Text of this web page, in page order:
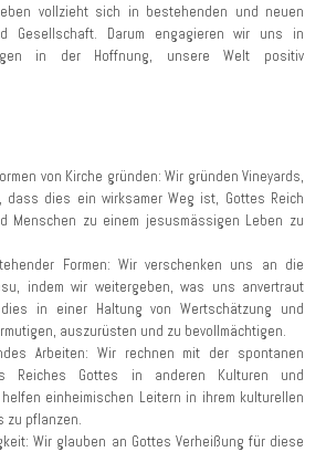
vollzieht sich in bestehenden und neuen
Gesellschaft. Darum engagieren wir uns in
in der Hoffnung, unsere Welt positiv
von Kirche gründen: Wir gründen Vineyards,
dass dies ein wirksamer Weg ist, Gottes Reich
Menschen zu einem jesusmässigen Leben zu
Formen: Wir verschenken uns an die
indem wir weitergeben, was uns anvertraut
in einer Haltung von Wertschätzung und
auszurüsten und zu bevollmächtigen.
Arbeiten: Wir rechnen mit der spontanen
Reiches Gottes in anderen Kulturen und
einheimischen Leitern in ihrem kulturellen
zu pflanzen.
Wir glauben an Gottes Verheißung für diese